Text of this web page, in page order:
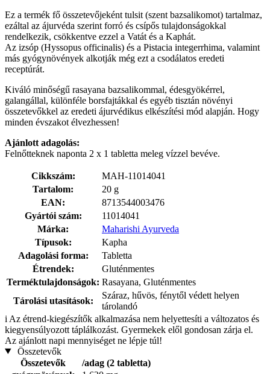
Ez a termék fő összetevőjeként tulsit (szent bazsalikomot) tartalmaz,
ezáltal az ájurvéda szerint forró és csípős tulajdonságokkal
rendelkezik, csökkentve ezzel a Vatát és a Kaphát.
Az izsóp (Hyssopus officinalis) és a Pistacia integerrhima, valamint
más gyógynövények alkotják még ezt a csodálatos eredeti
receptúrát.
Kiváló minőségű rasayana bazsalikommal, édesgyökérrel,
galangállal, különféle borsfajtákkal és egyéb tisztán növényi
összetevőkkel az eredeti ájurvédikus elkészítési mód alapján. Hogy
minden évszakot élvezhessen!
Ajánlott adagolás:
Felnőtteknek naponta 2 x 1 tabletta meleg vízzel bevéve.
Cikkszám:
MAH-11014041
Tartalom:
20 g
EAN:
8713544003476
Gyártói szám:
11014041
Márka:
Maharishi Ayurveda
Típusok:
Kapha
Adagolási forma:
Tabletta
Étrendek:
Gluténmentes
Terméktulajdonságok: Rasayana, Gluténmentes
Tárolási utasítások:
Száraz, hűvös, fénytől védett helyen
tárolandó
i Az étrend-kiegészítők alkalmazása nem helyettesíti a változatos és
kiegyensúlyozott táplálkozást. Gyermekek elől gondosan zárja el.
Az ajánlott napi mennyiséget ne lépje túl!
Összetevők
Összetevők
/adag (2 tabletta)